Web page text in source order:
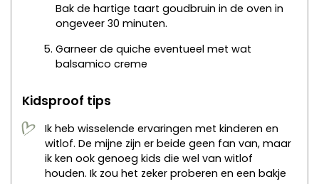
Bak de hartige taart goudbruin in de oven in
ongeveer 30 minuten.
Garneer de quiche eventueel met wat
balsamico creme
Kidsproof tips
Ik heb wisselende ervaringen met kinderen en
witlof. De mijne zijn er beide geen fan van, maar
ik ken ook genoeg kids die wel van witlof
houden. Ik zou het zeker proberen en een bakje